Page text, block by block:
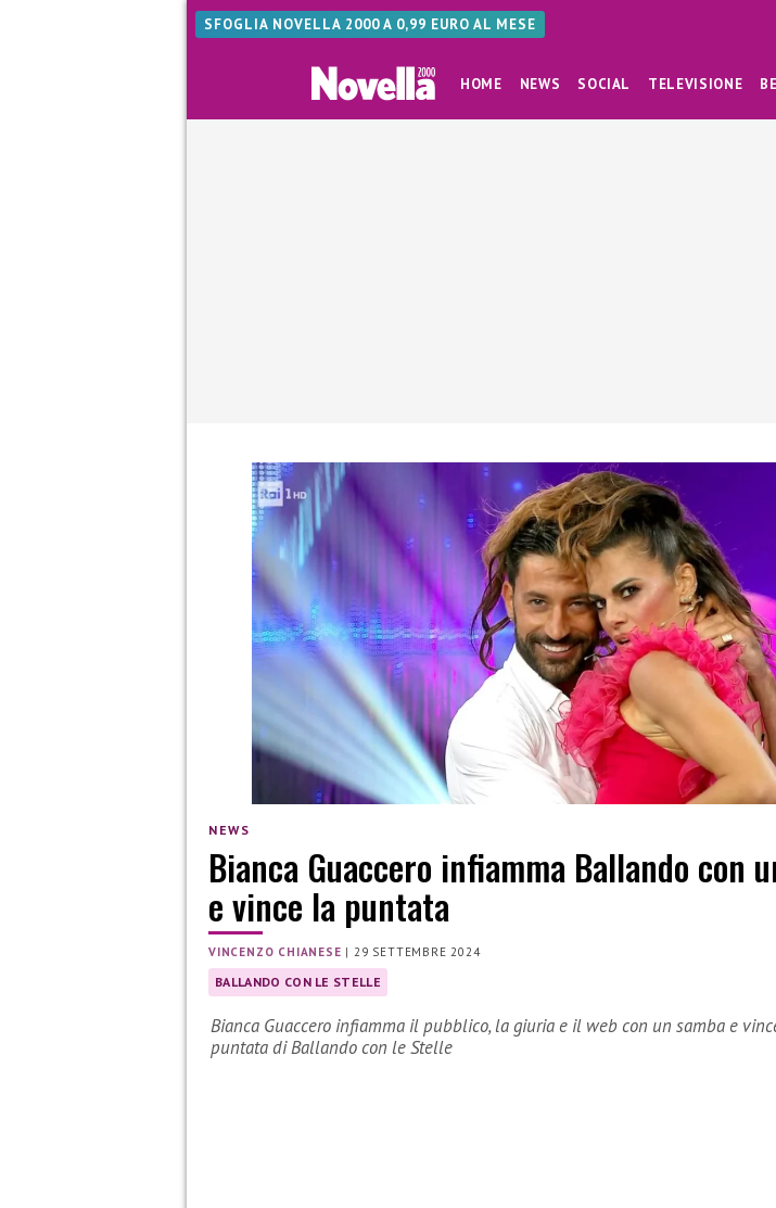
SFOGLIA NOVELLA 2000 A 0,99 EURO AL MESE
HOME NEWS SOCIAL TELEVISIONE
NEWS
Bianca Guaccero infiamma Ballando con
e vince la puntata
VINCENZO CHIANESE |29 SETTEMBRE 2024
BALLANDO CON LE STELLE
Bianca Guaccero infiamma il pubblico, la giuria e il web con un samba e
puntata di Ballando con le Stelle